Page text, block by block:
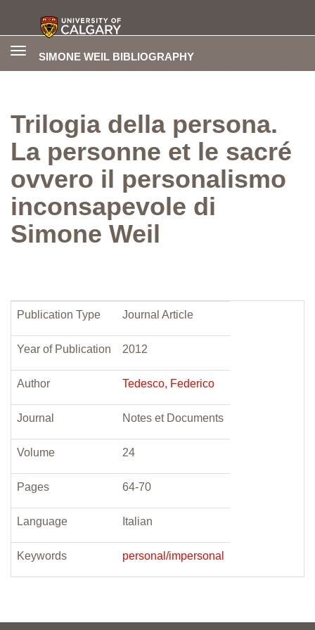
SIMONE WEIL BIBLIOGRAPHY
Toggle
Trilogia della persona.
La personne et le sacré
ovvero il personalismo
inconsapevole di
Simone Weil
Publication Type Journal Article
Year of Publication 2012
Author Tedesco, Federico
Journal Notes et Documents
Volume 24
Pages 64-70
Language Italian
Keywords personal/impersonal